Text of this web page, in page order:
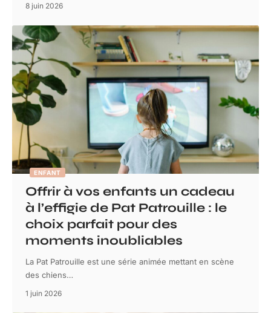
8 juin 2026
ENFANT
Offrir à vos enfants un cadeau
à l’effigie de Pat Patrouille : le
choix parfait pour des
moments inoubliables
La Pat Patrouille est une série animée mettant en scène
des chiens…
1 juin 2026